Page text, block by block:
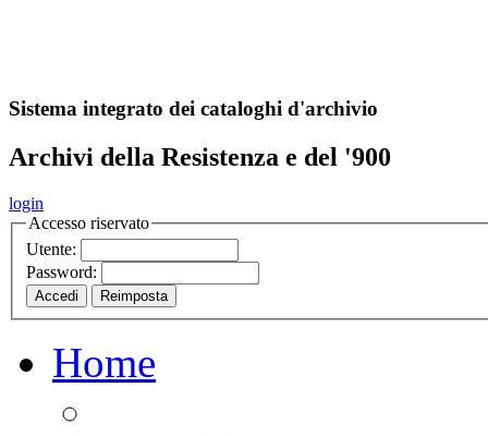
Sistema integrato dei cataloghi d'archivio
Archivi della Resistenza e del '900
login
Accesso riservato
Utente:
Password:
Home